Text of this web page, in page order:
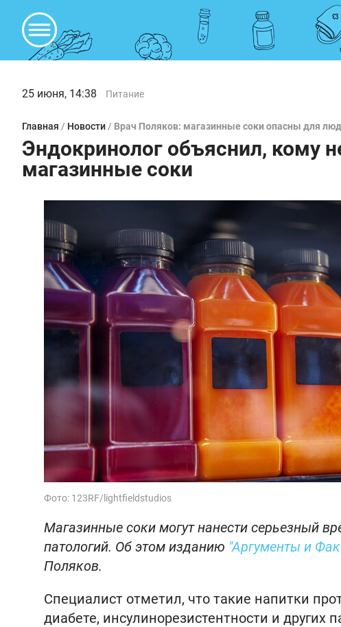
25 июня, 14:38 Питание
Главная / Новости / Врач Поляков: магазинные соки опасны для
Эндокринолог объяснил, кому
магазинные соки
Фото: 123RF/lightfieldstudios
Магазинные соки могут нанести серьезный
патологий. Об этом изданию "Аргументы и
Поляков.
Специалист отметил, что такие напитки
диабете, инсулинорезистентности и других